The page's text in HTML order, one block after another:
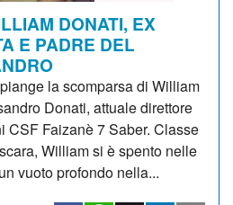
DONATI, EX
E PADRE DEL
la scomparsa di William
Donati, attuale direttore
CSF Faizanè 7 Saber. Classe
William si è spento nelle
vuoto profondo nella...